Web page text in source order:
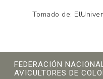
Tomado de:
FEDERACIÓN
AVICULTORES DE